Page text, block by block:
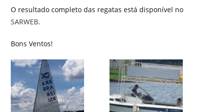
O resultado completo das regatas está disponível no
SARWEB.
Bons Ventos!